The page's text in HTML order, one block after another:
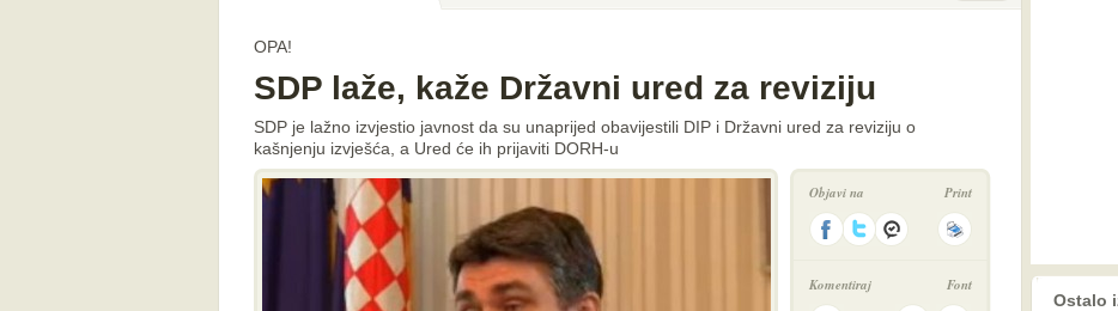
OPA!
SDP laže, kaže Državni ured za reviziju
SDP je lažno izvjestio javnost da su unaprijed obavijestili DIP i Državni ured za reviziju o
kašnjenju izvješća, a Ured će ih prijaviti DORH-u
Objavi na Print
Komentiraj Fontprethodno Ostalo